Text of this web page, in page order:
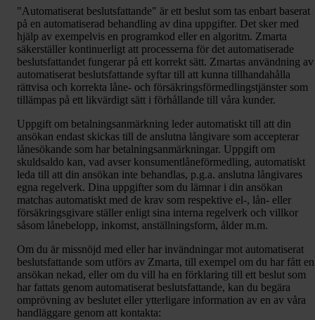
"Automatiserat beslutsfattande" är ett beslut som tas enbart baserat
på en automatiserad behandling av dina uppgifter. Det sker med
hjälp av exempelvis en programkod eller en algoritm. Zmarta
säkerställer kontinuerligt att processerna för det automatiserade
beslutsfattandet fungerar på ett korrekt sätt. Zmartas användning av
automatiserat beslutsfattande syftar till att kunna tillhandahålla
rättvisa och korrekta låne- och försäkringsförmedlingstjänster som
tillämpas på ett likvärdigt sätt i förhållande till våra kunder.
Uppgift om betalningsanmärkning leder automatiskt till att din
ansökan endast skickas till de anslutna långivare som accepterar
lånesökande som har betalningsanmärkningar. Uppgift om
skuldsaldo kan, vad avser konsumentlåneförmedling, automatiskt
leda till att din ansökan inte behandlas, p.g.a. anslutna långivares
egna regelverk. Dina uppgifter som du lämnar i din ansökan
matchas automatiskt med de krav som respektive el-, lån- eller
försäkringsgivare ställer enligt sina interna regelverk och villkor
såsom lånebelopp, inkomst, anställningsform, ålder m.m.
Om du är missnöjd med eller har invändningar mot automatiserat
beslutsfattande som utförs av Zmarta, till exempel om du har fått en
ansökan nekad, eller om du vill ha en förklaring till ett beslut som
har fattats genom automatiserat beslutsfattande, kan du begära
omprövning av beslutet eller ytterligare information av en av våra
handläggare genom att kontakta: